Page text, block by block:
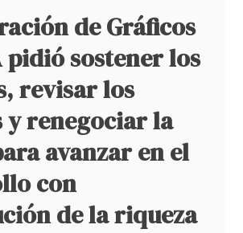
de Gráficos
pidió sostener los
revisar los
y renegociar la
avanzar en el
con
de la riqueza